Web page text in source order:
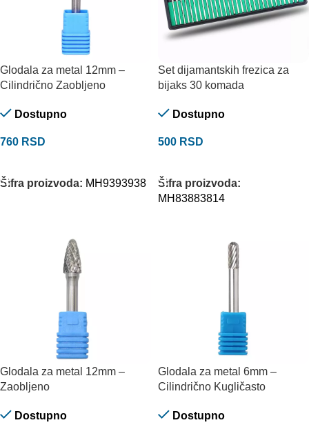
Glodala za metal 12mm –
Cilindrično Zaobljeno
Dostupno
760 RSD
Šifra proizvoda: MH9393938
Set dijamantskih frezica za
bijaks 30 komada
Dostupno
500 RSD
Šifra proizvoda:
MH83883814
Glodala za metal 12mm –
Zaobljeno
Dostupno
Glodala za metal 6mm –
Cilindrično Kugličasto
Dostupno